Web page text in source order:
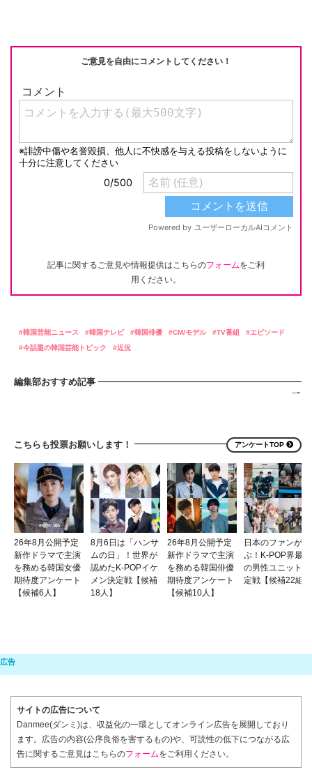
k
ご意見を自由にコメントしてください！
記事に関するご意見や情報提供はこちらのフォームをご利
用ください。
韓国芸能ニュース 韓国テレビ 韓国俳優 CM/モデル TV番組
エピソード
今話題の韓国芸能トピック
近況
編集部おすすめ記事
こちらも投票お願いします！ アンケートTOP
26年8月公開予定
新作ドラマで主演
を務める韓国女優
期待度アンケート
【候補6人】
8月6日は「ハンサ
ムの日」！世界が
認めたK-POPイケ
メン決定戦【候補
18人】
26年8月公開予定
新作ドラマで主演
を務める韓国俳優
期待度アンケート
【候補10人】
日本のファンが選
ぶ！K-POP界最強
の男性ユニット決
定戦【候補22組】
サイトの広告について
Danmee(ダンミ)は、収益化の一環としてオンライン広告を展開しており
ます。広告の内容(公序良俗を害するもの)や、可読性の低下につながる広
告に関するご意見はこちらのフォームをご利用ください。